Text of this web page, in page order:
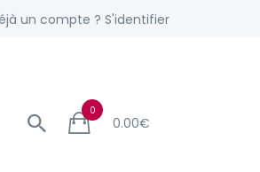
un compte ? S'identifier
0
0.00€